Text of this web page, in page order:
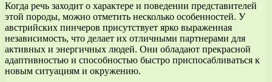
Когда речь заходит о характере и поведении представителей
этой породы, можно отметить несколько особенностей. У
австрийских пинчеров присутствует ярко выраженная
независимость, что делает их отличными партнерами для
активных и энергичных людей. Они обладают прекрасной
адаптивностью и способностью быстро приспосабливаться к
новым ситуациям и окружению.